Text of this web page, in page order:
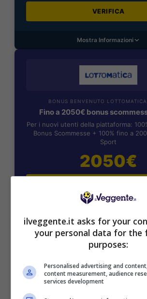
VERIFICA
Mostra Informazioni
BONUS BENVENUTO
Fino a 2050€ bonus
Per i nuovi utenti della piattaforma:
Bonus Scommesse + 100% fino a
Sport
2050€
SNAI
Bonus Benvenuto Sport: fino
ilveggente.it asks for your
your personal data for the
purposes:
Personalised advertising and
content measurement, audience
services development